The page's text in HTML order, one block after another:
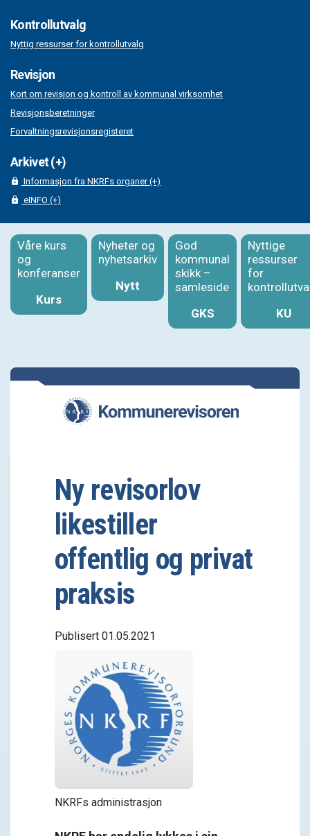
Kontrollutvalg
Nyttig ressurser for kontrollutvalg
Revisjon
Kort om revisjon og kontroll av kommunal virksomhet
Revisjonsberetninger
Forvaltningsrevisjonsregisteret
Arkivet (+)
Informasjon fra NKRFs organer (+)
eINFO (+)
Våre kurs
og
konferanser
Kurs
Nyheter og
nyhetsarkiv
Nytt
God
kommunal
skikk –
samleside
GKS
Nyttige
ressurser
for
KU
Ny revisorlov
likestiller
offentlig og privat
praksis
Publisert 01.05.2021
NKRFs administrasjon